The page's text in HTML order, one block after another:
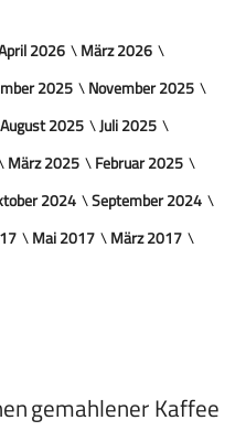
2026
März 2026
2025
November 2025
August 2025
Juli 2025
März 2025
Februar 2025
2024
September 2024
Mai 2017
März 2017
gemahlener Kaffee